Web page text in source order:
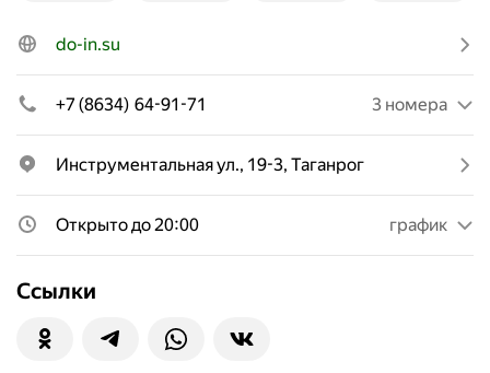
do-in.su
+7 (8634) 64-91-71 3 номера
Инструментальная ул., 19-3, Таганрог
Открыто до 20:00 график
Ссылки